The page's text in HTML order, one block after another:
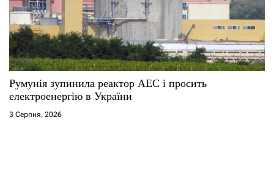
Румунія зупинила реактор АЕС і просить
електроенергію в України
3 Серпня, 2026